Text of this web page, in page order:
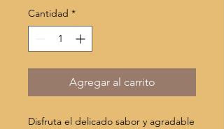
Cantidad *
Agregar al carrito
Disfruta el delicado sabor y agradable